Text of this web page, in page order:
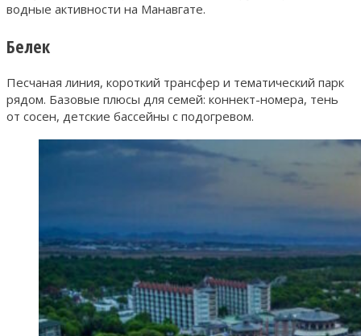
водные активности на Манавгате.
Белек
Песчаная линия, короткий трансфер и тематический парк
рядом. Базовые плюсы для семей: коннект-номера, тень
от сосен, детские бассейны с подогревом.